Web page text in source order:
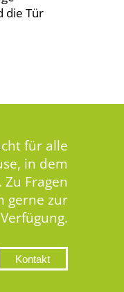
die Tür
für alle
in dem
Fragen
gerne zur
Verfügung.
Kontakt